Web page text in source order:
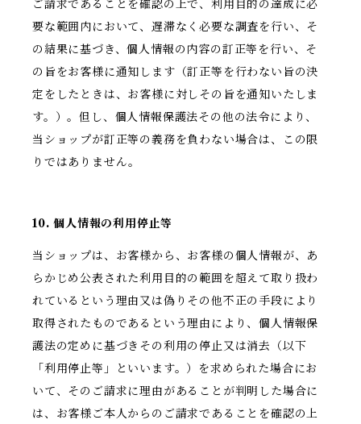
ご請求であることを確認の上で、利用目的の達成に必
要な範囲内において、遅滞なく必要な調査を行い、そ
の結果に基づき、個人情報の内容の訂正等を行い、そ
の旨をお客様に通知します（訂正等を行わない旨の決
定をしたときは、お客様に対しその旨を通知いたしま
す。）。但し、個人情報保護法その他の法令により、
当ショップが訂正等の義務を負わない場合は、この限
りではありません。
10. 個人情報の利用停止等
当ショップは、お客様から、お客様の個人情報が、あ
らかじめ公表された利用目的の範囲を超えて取り扱わ
れているという理由又は偽りその他不正の手段により
取得されたものであるという理由により、個人情報保
護法の定めに基づきその利用の停止又は消去（以下
「利用停止等」といいます。）を求められた場合にお
いて、そのご請求に理由があることが判明した場合に
は、お客様ご本人からのご請求であることを確認の上